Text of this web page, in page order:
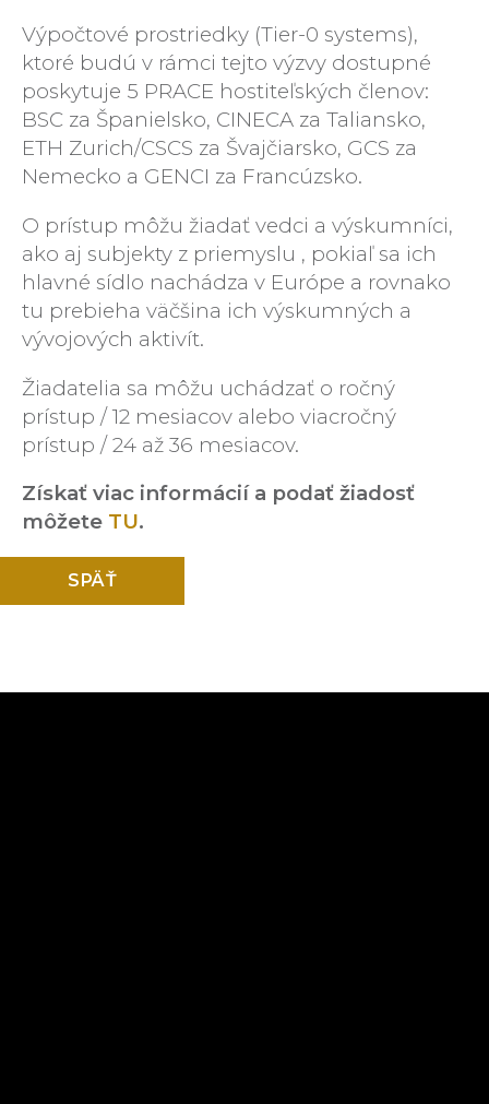
Výpočtové prostriedky (Tier-0 systems),
ktoré budú v rámci tejto výzvy dostupné
poskytuje 5 PRACE hostiteľských členov:
BSC za Španielsko, CINECA za Taliansko,
ETH Zurich/CSCS za Švajčiarsko, GCS za
Nemecko a GENCI za Francúzsko.
O prístup môžu žiadať vedci a výskumníci,
ako aj subjekty z priemyslu , pokiaľ sa ich
hlavné sídlo nachádza v Európe a rovnako
tu prebieha väčšina ich výskumných a
vývojových aktivít.
Žiadatelia sa môžu uchádzať o ročný
prístup / 12 mesiacov alebo viacročný
prístup / 24 až 36 mesiacov.
Získať viac informácií a podať žiadosť
môžete TU.
SPÄŤ